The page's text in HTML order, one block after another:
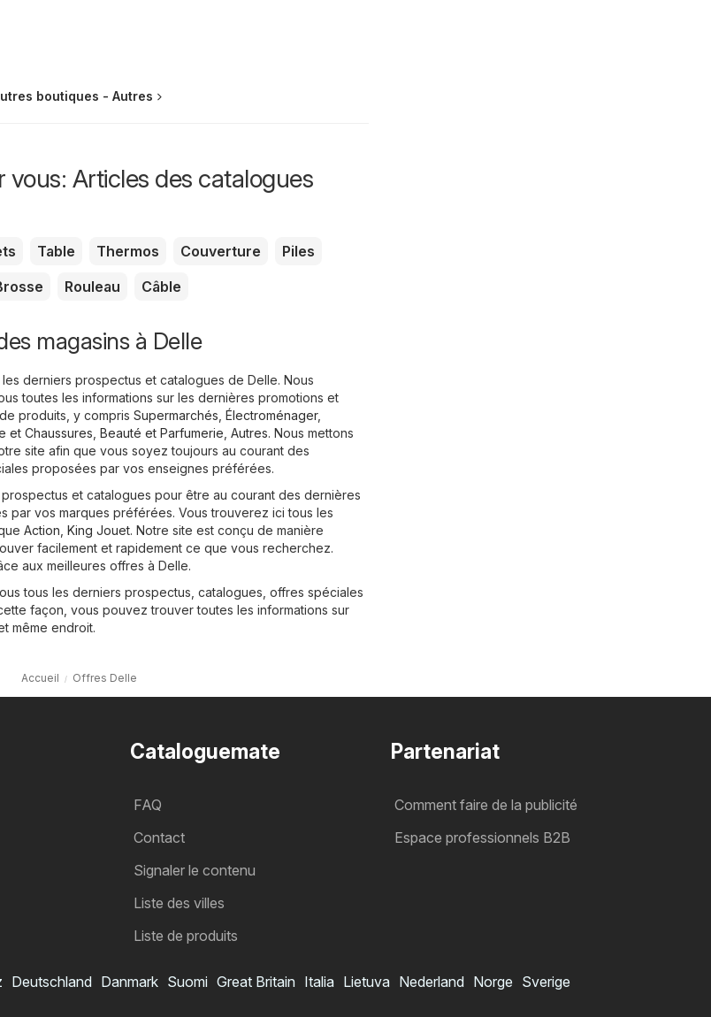
boutiques - Autres
vous: Articles des catalogues
Table Thermos Couverture
Piles
Rouleau Câble
magasins à Delle
derniers prospectus et catalogues de Delle. Nous
toutes les informations sur les dernières promotions et
produits, y compris Supermarchés Électroménager,
et Chaussures Beauté et Parfumerie Autres. Nous mettons
site afin que vous soyez toujours au courant des
proposées par vos enseignes préférées.
et catalogues pour être au courant des dernières
par vos marques préférées. Vous trouverez ici tous les
Action King Jouet. Notre site est conçu de manière
facilement et rapidement ce que vous recherchez.
aux meilleures offres à Delle.
tous les derniers prospectus, catalogues, offres spéciales
façon, vous pouvez trouver toutes les informations sur
même endroit.
Accueil Offres Delle
Cataloguemate
FAQ
Contact
Signaler le contenu
Liste des villes
Liste de produits
Partenariat
Comment faire de la publicité
Espace professionnels B2B
Deutschland Danmark Suomi Great Britain Italia Lietuva Nederland Norge Sverige